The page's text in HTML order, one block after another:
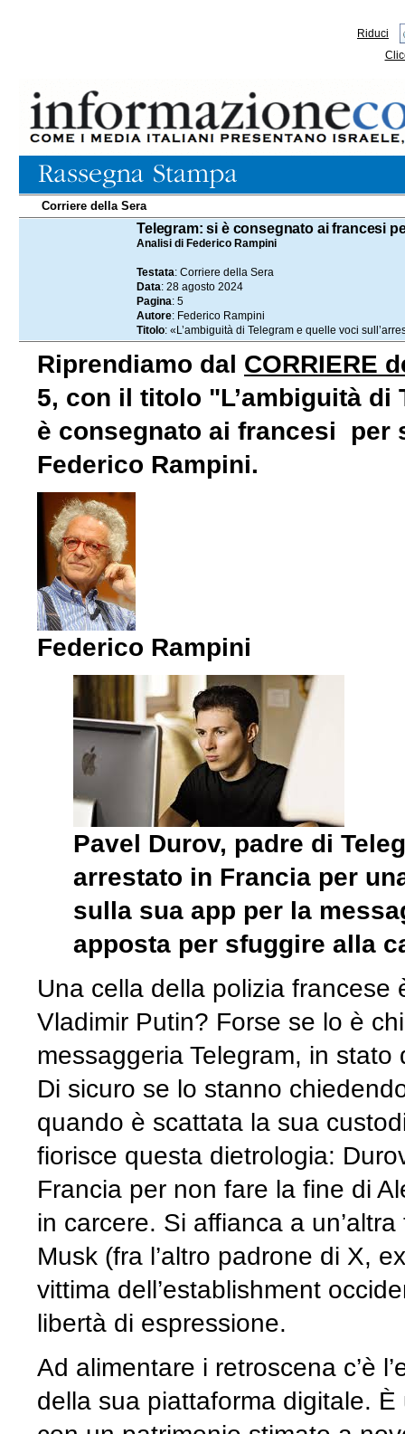
Riduci
Corriere della Sera
Telegram: si è consegnato ai francesi
Analisi di Federico Rampini
Testata: Corriere della Sera
Data: 28 agosto 2024
Pagina: 5
Autore: Federico Rampini
Titolo: «L’ambiguità di Telegram e quelle voci
Riprendiamo dal CORRIERE
5, con il titolo "L’ambiguità di
è consegnato ai francesi per
Federico Rampini.
Federico Rampini
Pavel Durov, padre di
arrestato in Francia per
sulla sua app per la
apposta per sfuggire alla
Una cella della polizia
Vladimir Putin? Forse se lo è
messaggeria Telegram, in
Di sicuro se lo stanno
quando è scattata la sua
fiorisce questa dietrologia:
Francia per non fare la fine di
in carcere. Si affianca a
Musk (fra l’altro padrone di X,
vittima dell’establishment
libertà di espressione.
Ad alimentare i retroscena c’è
della sua piattaforma digitale.